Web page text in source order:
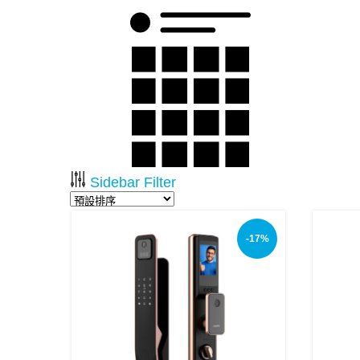
Sidebar Filter
-17%